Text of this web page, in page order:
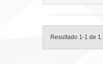
Resultado 1-1 de 1.